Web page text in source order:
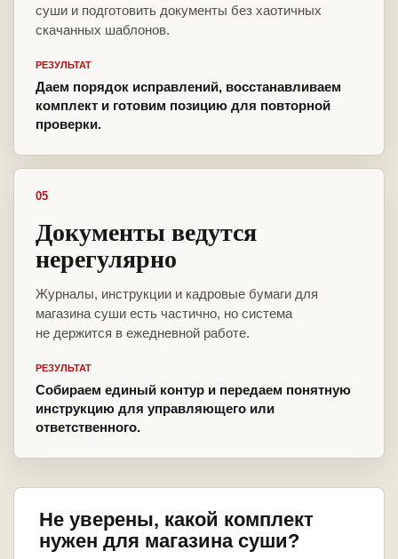
суши и подготовить документы без хаотичных
скачанных шаблонов.
РЕЗУЛЬТАТ
Даем порядок исправлений, восстанавливаем
комплект и готовим позицию для повторной
проверки.
05
Документы ведутся
нерегулярно
Журналы, инструкции и кадровые бумаги для
магазина суши есть частично, но система
не держится в ежедневной работе.
РЕЗУЛЬТАТ
Собираем единый контур и передаем понятную
инструкцию для управляющего или
ответственного.
Не уверены, какой комплект
нужен для магазина суши?